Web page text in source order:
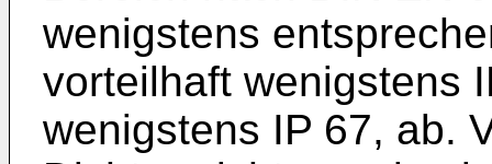
wenigstens
vorteilhaft wenigstens
wenigstens IP 67, ab.